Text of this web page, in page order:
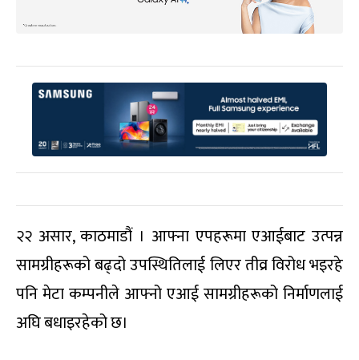
२२ असार, काठमाडौं । आफ्ना एपहरूमा एआईबाट उत्पन्न
सामग्रीहरूको बढ्दो उपस्थितिलाई लिएर तीव्र विरोध भइरहे
पनि मेटा कम्पनीले आफ्नो एआई सामग्रीहरूको निर्माणलाई
अघि बधाइरहेको छ।